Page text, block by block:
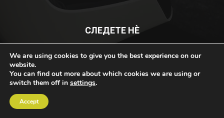
СЛЕДЕТЕ НЀ
За ПИНА
We are using cookies to give you the best experience on our
website.
You can find out more about which cookies we are using or
switch them off in settings.
Accept